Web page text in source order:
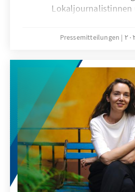
Pressemitteilungen